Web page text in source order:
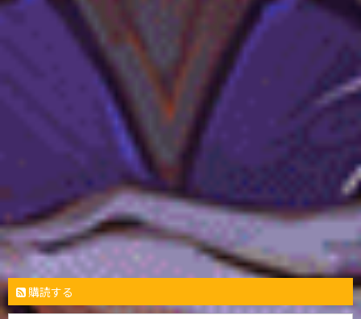
購読する